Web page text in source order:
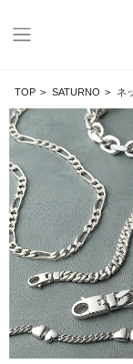
TOP > SATURNO > ネ